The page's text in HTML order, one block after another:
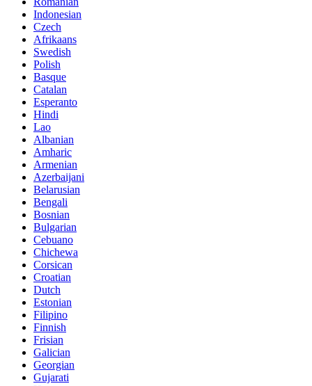
Indonesian
Czech
Afrikaans
Swedish
Polish
Basque
Catalan
Esperanto
Hindi
Lao
Albanian
Amharic
Armenian
Azerbaijani
Belarusian
Bengali
Bosnian
Bulgarian
Cebuano
Chichewa
Corsican
Croatian
Dutch
Estonian
Filipino
Finnish
Frisian
Galician
Georgian
Gujarati